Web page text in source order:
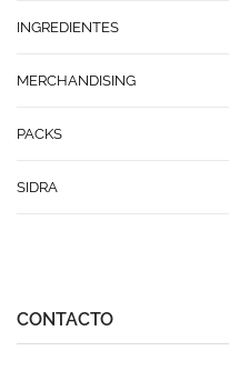
INGREDIENTES
MERCHANDISING
PACKS
SIDRA
CONTACTO